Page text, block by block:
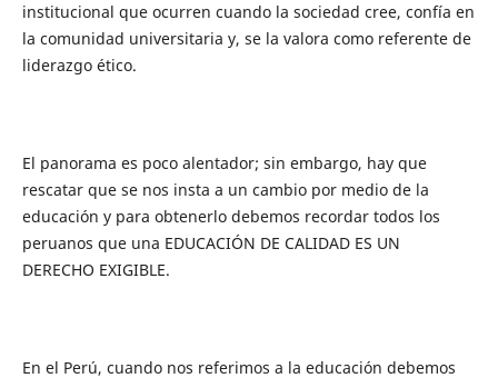
institucional que ocurren cuando la sociedad cree, confía en
la comunidad universitaria y, se la valora como referente de
liderazgo ético.
El panorama es poco alentador; sin embargo, hay que
rescatar que se nos insta a un cambio por medio de la
educación y para obtenerlo debemos recordar todos los
peruanos que una EDUCACIÓN DE CALIDAD ES UN
DERECHO EXIGIBLE.
En el Perú, cuando nos referimos a la educación debemos